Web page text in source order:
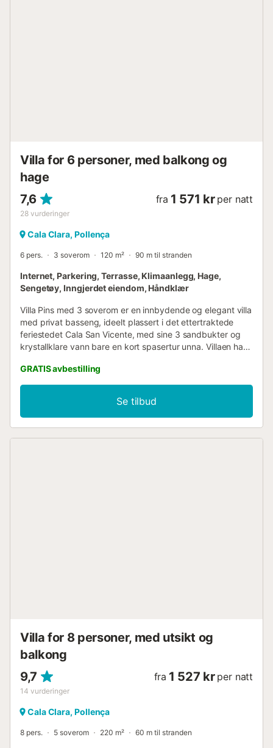
Villa for 6 personer, med balkong og
hage
7,6
28 vurderinger
fra 1 571 kr per natt
Cala Clara, Pollença
6 pers. 3 soverom 120 m² 90 m til stranden
Internet, Parkering, Terrasse, Klimaanlegg, Hage,
Sengetøy, Inngjerdet eiendom, Håndklær
Villa Pins med 3 soverom er en innbydende og elegant villa
med privat basseng, ideelt plassert i det ettertraktede
feriestedet Cala San Vicente, med sine 3 sandbukter og
krystallklare vann bare en kort spasertur unna. Villaen har
klimaanlegg og er det perfekte valget for alle gjester som
ønsker en genuint mallorcinsk ferie uten å være helt
avhengige av bil. Buktene som utgjør Cala San Vicente
(kalt henholdsvis Cala Clara, Cala Barques og Cala Molins)
er en sjarmerende perle på Mallorca, fortsatt skjult for
GRATIS avbestilling
Se tilbud
Villa for 8 personer, med utsikt og
balkong
9,7
14 vurderinger
fra 1 527 kr per natt
Cala Clara, Pollença
8 pers. 5 soverom 220 m² 60 m til stranden